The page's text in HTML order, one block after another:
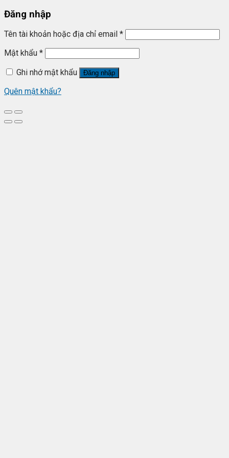
Đăng nhập
Tên tài khoản hoặc địa chỉ email *
Mật khẩu *
Ghi nhớ mật khẩu
Đăng nhập
Quên mật khẩu?